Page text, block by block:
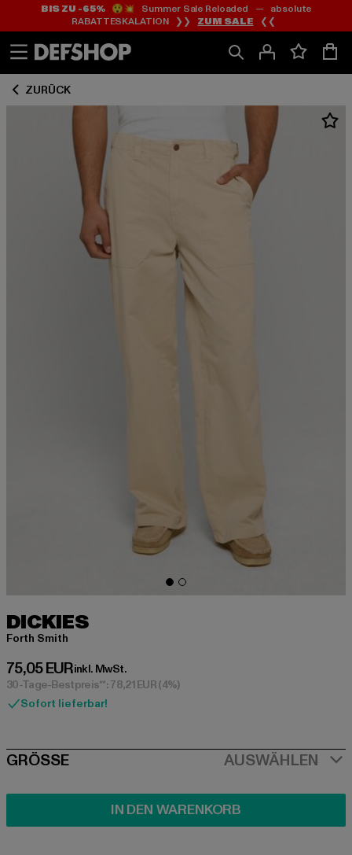
Zum
Inhalt
springen
Zum
Fußzeile
springen
BIS ZU -65%😲💥 Summer Sale Reloaded — absolute
RABATTESKALATION ❯❯ ZUM SALE ❮❮
ZURÜCK
DICKIES
Forth Smith
75,05 EUR
Derzeitiger Preis: 75,05 EUR
inkl. MwSt.
30-Tage-Bestpreis**: 78,21 EUR(4%)
Sofort lieferbar!
SIZE
GRÖSSE AUSWÄHLEN
IN DEN WARENKORB